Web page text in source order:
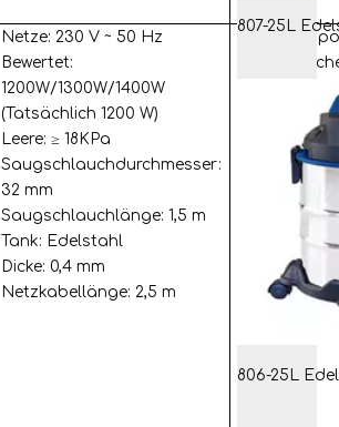
Netze: 230 V ~ 50 Hz
Bewertet:
1200W/1300W/1400W
(Tatsächlich 1200 W)
Leere: ≥ 18KPa
Saugschlauchdurchmesser:
32 mm
Saugschlauchlänge: 1,5 m
Tank: Edelstahl
Dicke: 0,4 mm
Netzkabellänge: 2,5 m
Griff
Platz
4 Castors
bessere